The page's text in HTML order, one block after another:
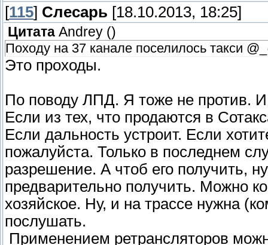
[115] Слесарь [18.10.2013, 18:25]
Цитата Andrey ()
Походу на 37 канале поселилось такси
Это проходы.
По поводу ЛПД. Я тоже не против. И
Если из тех, что продаются в
Если дальность устроит. Если
пожалуйста. Только в последнем
разрешение. А чтоб его получить,
предварительно получить. Можно
хозяйское. Ну, и на трассе нужна
послушать.
Применением ретрансляторов